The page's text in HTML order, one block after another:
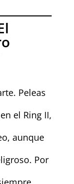
Peleas
el Ring II,
aunque
Por